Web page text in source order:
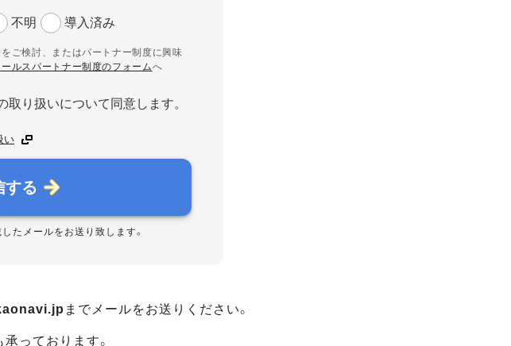
不明 導入済み
ご検討、またはパートナー制度に興味
ルスパートナー制度のフォームへ
取り扱いについて同意します。
い
する
たメールをお送り致します。
までメールをお送りください。
っております。